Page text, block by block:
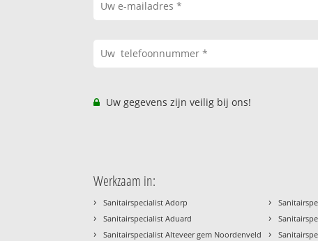
Uw gegevens zijn veilig bij ons!
Werkzaam in:
› Sanitairspecialist Adorp
› Sanitairspecialist Aduard
› Sanitairspecialist Alteveer gem Noordenveld
›
›
›